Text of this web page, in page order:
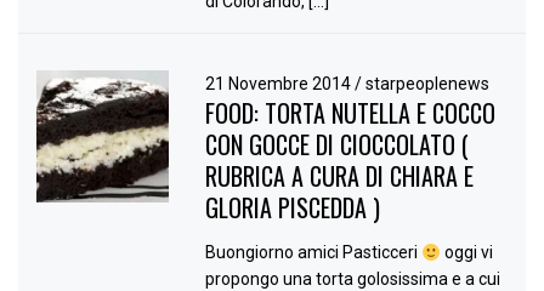
21 Novembre 2014/ starpeoplenews
FOOD: TORTA NUTELLA E COCCO
CON GOCCE DI CIOCCOLATO (
RUBRICA A CURA DI CHIARA E
GLORIA PISCEDDA )
Buongiorno amici Pasticceri
oggi vi
propongo una torta golosissima e a cui